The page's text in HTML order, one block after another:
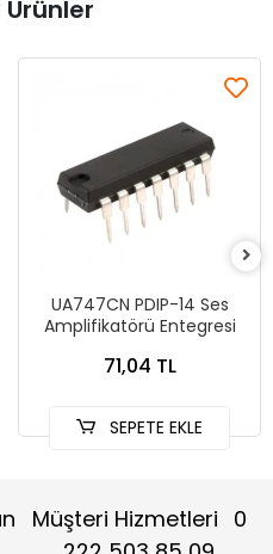
Ürünler
UA747CN PDIP-14 Ses
Amplifikatörü Entegresi
71,04 TL
SEPETE EKLE
Müşteri Hizmetleri 0